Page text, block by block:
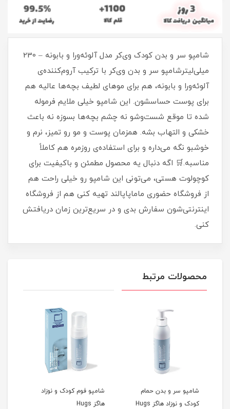
شامپو سر و بدن کودک وی‌کر مدل آلوئه‌ورا و بابونه – 230
میلی‌لیترشامپو سر و بدن وی‌کر با ترکیب آروم‌کننده‌ی
آلوئه‌ورا و بابونه، هم برای موهای لطیف بچه‌ها عالیه هم
برای پوست حساسشون. این شامپو خیلی ملایم فرموله
شده تا موقع شست‌وشو نه چشم بچه‌ها بسوزه نه باعث
خشکی و التهاب بشه. همزمان پوست و مو رو تمیز، نرم و
خوشبو نگه می‌داره و برای استفاده‌ی روزمره هم کاملاً
مناسبه.🛒 اگه دنبال یه محصول مطمئن و باکیفیت برای
کوچولوت هستی، می‌تونی این شامپو رو خیلی راحت هم
از فروشگاه حضوری ماماپاپالند تهیه کنی هم از فروشگاه
اینترنتی‌شون سفارش بدی و در سریع‌ترین زمان دریافتش
کنی.
محصولات مرتبط
شامپو سر و بدن حمام
کودک و نوزاد هاگز Hugs
شامپو فوم کودک و نوزاد
هاگز Hugs